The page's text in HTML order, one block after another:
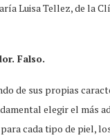
Luisa Tellez, de la
Falso.
de sus propias
elegir el más
cada tipo de piel,